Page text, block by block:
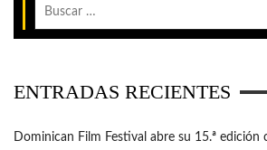
ENTRADAS RECIENTES
Dominican Film Festival abre su 15.ª edición